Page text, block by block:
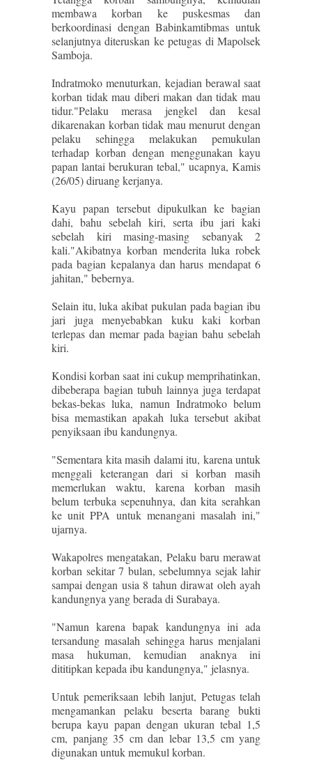
membawa korban ke puskesmas dan
berkoordinasi dengan Babinkamtibmas untuk
selanjutnya diteruskan ke petugas di Mapolsek
Samboja.
Indratmoko menuturkan, kejadian berawal saat
korban tidak mau diberi makan dan tidak mau
tidur."Pelaku merasa jengkel dan kesal
dikarenakan korban tidak mau menurut dengan
pelaku sehingga melakukan pemukulan
terhadap korban dengan menggunakan kayu
papan lantai berukuran tebal," ucapnya, Kamis
(26/05) diruang kerjanya.
Kayu papan tersebut dipukulkan ke bagian
dahi, bahu sebelah kiri, serta ibu jari kaki
sebelah kiri masing-masing sebanyak 2
kali."Akibatnya korban menderita luka robek
pada bagian kepalanya dan harus mendapat 6
jahitan," bebernya.
Selain itu, luka akibat pukulan pada bagian ibu
jari juga menyebabkan kuku kaki korban
terlepas dan memar pada bagian bahu sebelah
kiri.
Kondisi korban saat ini cukup memprihatinkan,
dibeberapa bagian tubuh lainnya juga terdapat
bekas-bekas luka, namun Indratmoko belum
bisa memastikan apakah luka tersebut akibat
penyiksaan ibu kandungnya.
"Sementara kita masih dalami itu, karena untuk
menggali keterangan dari si korban masih
memerlukan waktu, karena korban masih
belum terbuka sepenuhnya, dan kita serahkan
ke unit PPA untuk menangani masalah ini,"
ujarnya.
Wakapolres mengatakan, Pelaku baru merawat
korban sekitar 7 bulan, sebelumnya sejak lahir
sampai dengan usia 8 tahun dirawat oleh ayah
kandungnya yang berada di Surabaya.
"Namun karena bapak kandungnya ini ada
tersandung masalah sehingga harus menjalani
masa hukuman, kemudian anaknya ini
dititipkan kepada ibu kandungnya," jelasnya.
Untuk pemeriksaan lebih lanjut, Petugas telah
mengamankan pelaku beserta barang bukti
berupa kayu papan dengan ukuran tebal 1,5
cm, panjang 35 cm dan lebar 13,5 cm yang
digunakan untuk memukul korban.